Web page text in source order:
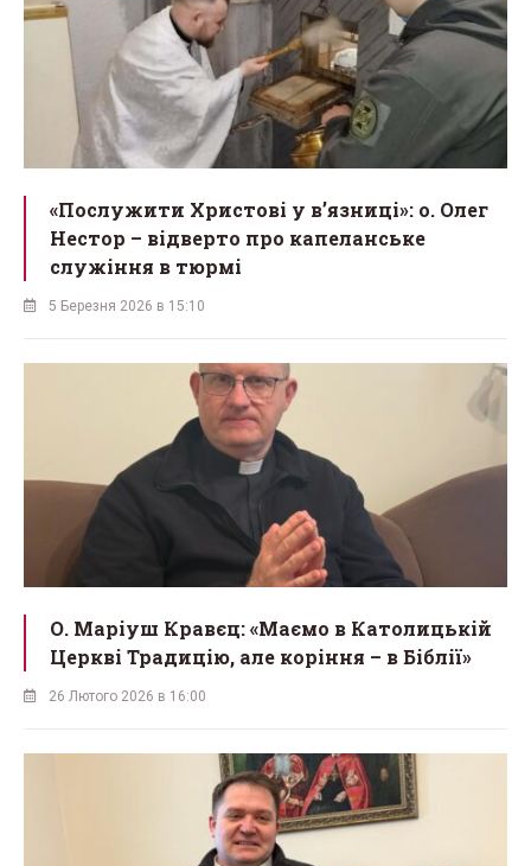
«Послужити Христові у вʼязниці»: о. Олег
Нестор – відверто про капеланське
служіння в тюрмі
5 Березня 2026 в 15:10
О. Маріуш Кравєц: «Маємо в Католицькій
Церкві Традицію, але коріння – в Біблії»
26 Лютого 2026 в 16:00